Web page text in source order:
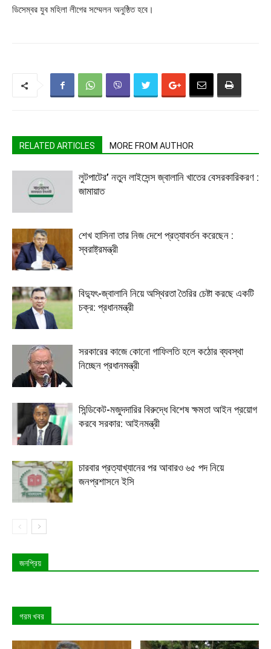
ডিসেম্বর যুব মহিলা লীগের সম্মেলন অনুষ্ঠিত হবে।
RELATED ARTICLES MORE FROM AUTHOR
লুটপাটের’ নতুন লাইসেন্স জ্বালানি খাতের বেসরকারিকরণ :
জামায়াত
শেখ হাসিনা তার নিজ দেশে প্রত্যাবর্তন করেছেন :
স্বরাষ্ট্রমন্ত্রী
বিদ্যুৎ-জ্বালানি নিয়ে অস্থিরতা তৈরির চেষ্টা করছে একটি
চক্র: প্রধানমন্ত্রী
সরকারের কাজে কোনো গাফিলতি হলে কঠোর ব্যবস্থা
নিচ্ছেন প্রধানমন্ত্রী
সিন্ডিকেট-মজুদদারির বিরুদ্ধে বিশেষ ক্ষমতা আইন প্রয়োগ
করবে সরকার: আইনমন্ত্রী
চারবার প্রত্যাখ্যানের পর আবারও ৬৫ পদ নিয়ে
জনপ্রশাসনে ইসি
জনপ্রিয়
গরম খবর